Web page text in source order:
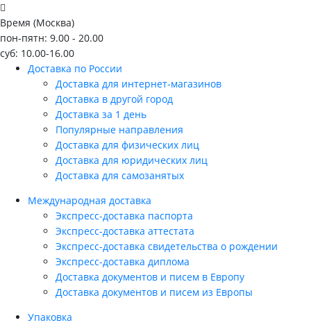
Время (Москва)
пон-пятн: 9.00 - 20.00
суб: 10.00-16.00
Доставка по России
Доставка для интернет-магазинов
Доставка в другой город
Доставка за 1 день
Популярные направления
Доставка для физических лиц
Доставка для юридических лиц
Доставка для самозанятых
Международная доставка
Экспресс-доставка паспорта
Экспресс-доставка аттестата
Экспресс-доставка свидетельства о рождении
Экспресс-доставка диплома
Доставка документов и писем в Европу
Доставка документов и писем из Европы
Упаковка